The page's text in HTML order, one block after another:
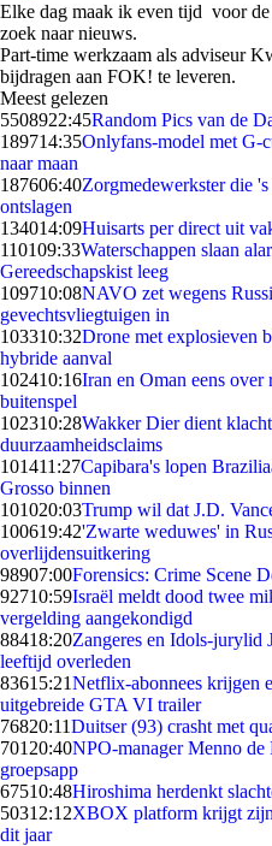
Elke dag maak ik even tijd voor
zoek naar nieuws.
Part-time werkzaam als adviseur
bijdragen aan FOK! te leveren.
Meest gelezen
5508922:45Random Pics van de
189714:35Onlyfans-model met G-
naar maan
187606:40Zorgmedewerkster die
ontslagen
134014:09Huisarts per direct uit
110109:33Waterschappen slaan
Gereedschapskist leeg
109710:08NAVO zet wegens
gevechtsvliegtuigen in
103310:32Drone met explosieven
hybride aanval
102410:16Iran en Oman eens
buitenspel
102310:28Wakker Dier dient
duurzaamheidsclaims
101411:27Capibara's lopen
Grosso binnen
101020:03Trump wil dat J.D.
100619:42'Zwarte weduwes' in
overlijdensuitkering
98907:00Forensics: Crime Scene
92710:59Israël meldt dood twee
vergelding aangekondigd
88418:20Zangeres en Idols-jurylid
leeftijd overleden
83615:21Netflix-abonnees krijgen
uitgebreide GTA VI trailer
76820:11Duitser (93) crasht met
701 20:40NPO-manager Menno de
groepsapp
67510:48Hiroshima herdenkt
50312:12XBOX platform krijgt
dit jaar